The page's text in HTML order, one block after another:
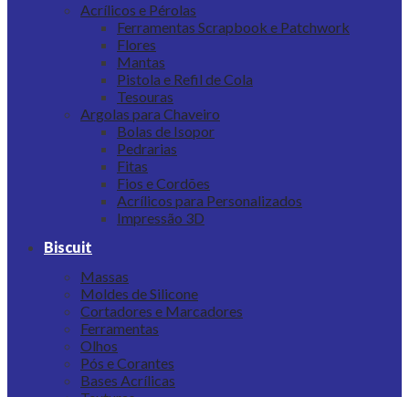
Acrílicos e Pérolas
Ferramentas Scrapbook e Patchwork
Flores
Mantas
Pistola e Refil de Cola
Tesouras
Argolas para Chaveiro
Bolas de Isopor
Pedrarias
Fitas
Fios e Cordões
Acrílicos para Personalizados
Impressão 3D
Biscuit
Massas
Moldes de Silicone
Cortadores e Marcadores
Ferramentas
Olhos
Pós e Corantes
Bases Acrílicas